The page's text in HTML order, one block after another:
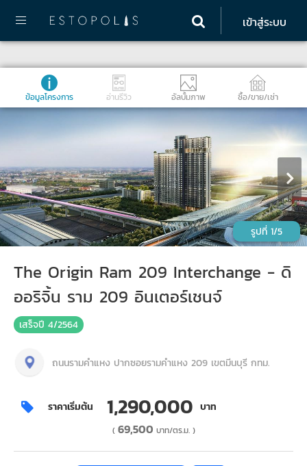
เข้าสู่ระบบ
ข้อมูลโครงการ อ่านรีวิว อัลบั้มภาพ ซื้อ/ขาย/เช่า
1/5
The Origin Ram 209 Interchange - ดิ
ออริจิ้น ราม 209 อินเตอร์เชนจ์
เสร็จปี 4/2564
ถนนรามคำแหง ปากซอยรามคำแหง 209 เขตมีนบุรี กทม.
ราคาเริ่มต้น 1,290,000 บาท
( 69,500 บาท/ตร.ม. )